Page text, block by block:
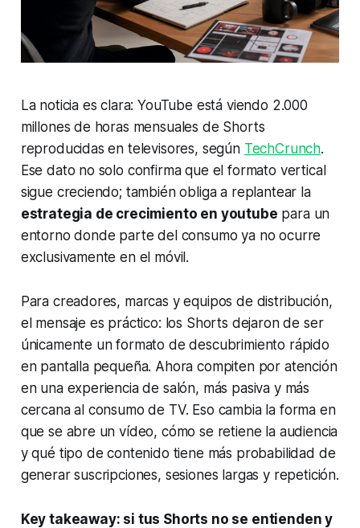
La noticia es clara: YouTube está viendo 2.000
millones de horas mensuales de Shorts
reproducidas en televisores, según TechCrunch.
Ese dato no solo confirma que el formato vertical
sigue creciendo; también obliga a replantear la
estrategia de crecimiento en youtube para un
entorno donde parte del consumo ya no ocurre
exclusivamente en el móvil.
Para creadores, marcas y equipos de distribución,
el mensaje es práctico: los Shorts dejaron de ser
únicamente un formato de descubrimiento rápido
en pantalla pequeña. Ahora compiten por atención
en una experiencia de salón, más pasiva y más
cercana al consumo de TV. Eso cambia la forma en
que se abre un vídeo, cómo se retiene la audiencia
y qué tipo de contenido tiene más probabilidad de
generar suscripciones, sesiones largas y repetición.
Key takeaway: si tus Shorts no se entienden y